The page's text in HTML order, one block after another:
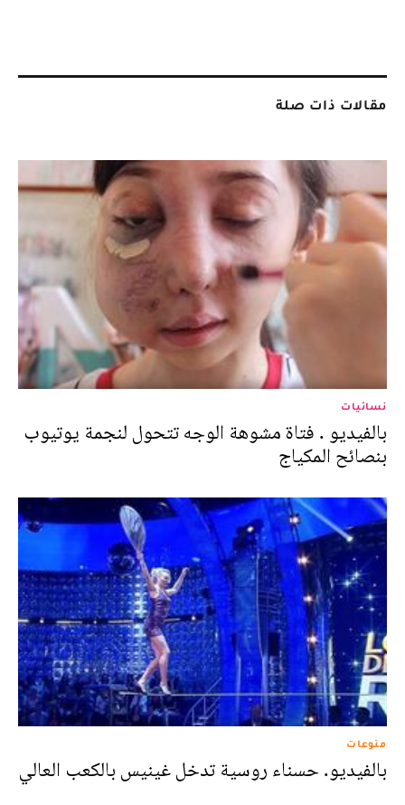
مقالات ذات صلة
نسائيات
بالفيديو . فتاة مشوهة الوجه تتحول لنجمة يوتيوب
بنصائح المكياج
منوعات
بالفيديو. حسناء روسية تدخل غينيس بالكعب العالي